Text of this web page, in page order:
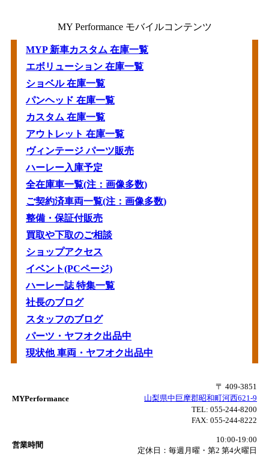
MY Performance モバイルコンテンツ
MYP 新車カスタム 在庫一覧
エボリューション 在庫一覧
ショベル 在庫一覧
パンヘッド 在庫一覧
カスタム 在庫一覧
アウトレット 在庫一覧
ヴィンテージ パーツ販売
ハーレー入庫予定
全在庫車一覧(注：画像多数)
ご契約済車両一覧(注：画像多数)
整備・保証付販売
買取や下取のご相談
ショップアクセス
イベント(PCページ)
ハーレー誌 特集一覧
社長のブログ
スタッフのブログ
パーツ・ヤフオク出品中
現状他 車両・ヤフオク出品中
MYPerformance
〒 409-3851
山梨県中巨摩郡昭和町河西621-9
TEL: 055-244-8200
FAX: 055-244-8222
営業時間
10:00-19:00
定休日：毎週月曜・第2 第4火曜日